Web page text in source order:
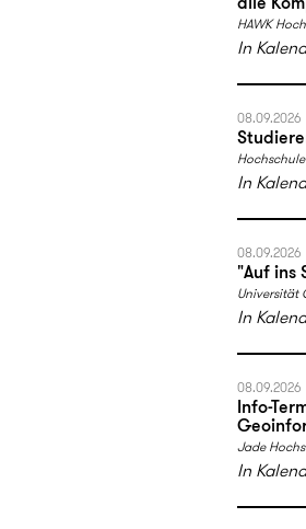
HAWK
In
08.09.2026
In
08.09.2026
"Auf ins
Universität
In
08.09.2026
Info-
Jade
In